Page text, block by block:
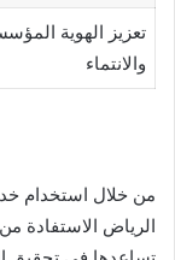
تعزيز الهوية
والانتماء
من خلال استخدام
الرياض الاستفادة